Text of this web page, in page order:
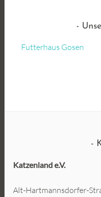
Futterhaus Gosen
Katzenland e.V.
Alt-